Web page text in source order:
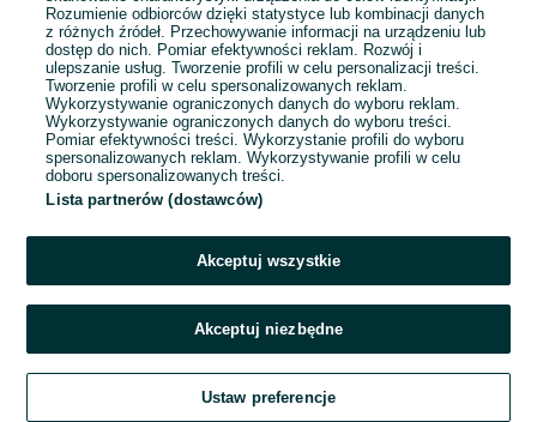
Przejdź na stronę główną
Rozumienie odbiorców dzięki statystyce lub kombinacji danych
z różnych źródeł. Przechowywanie informacji na urządzeniu lub
dostęp do nich. Pomiar efektywności reklam. Rozwój i
ulepszanie usług. Tworzenie profili w celu personalizacji treści.
Tworzenie profili w celu spersonalizowanych reklam.
Wykorzystywanie ograniczonych danych do wyboru reklam.
Wykorzystywanie ograniczonych danych do wyboru treści.
Pomiar efektywności treści. Wykorzystanie profili do wyboru
spersonalizowanych reklam. Wykorzystywanie profili w celu
doboru spersonalizowanych treści.
Lista partnerów (dostawców)
Akceptuj wszystkie
Akceptuj niezbędne
Ustaw preferencje